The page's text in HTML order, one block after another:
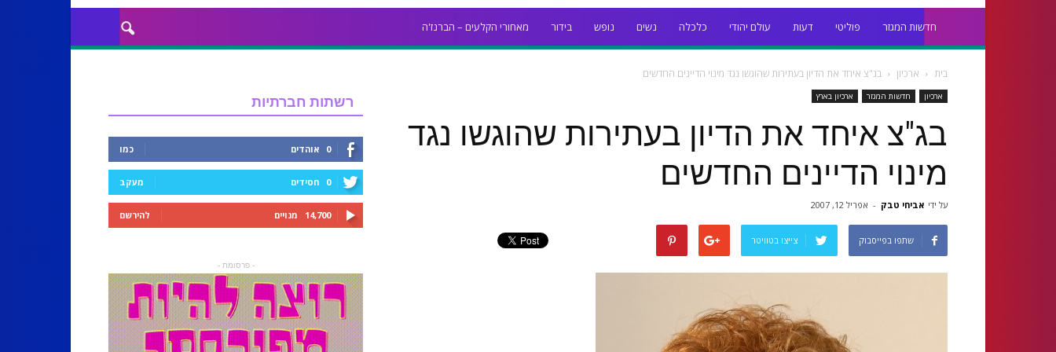
חדשות המגזר פוליטי דעות עולם יהודי כלכלה נשים נופש בידור מאחורי הקלעים – הברנז'ה
בית ארכיון בג"צ איחד את הדיון בעתירות שהוגשו נגד מינוי הדיינים החדשים
ארכיון חדשות המגזר ארכיון בארץ
בג"צ איחד את הדיון בעתירות שהוגשו נגד
מינוי הדיינים החדשים
על ידי אביחי טבק - אפריל 12, 2007
שתפו בפייסבוק צייצו בטוויטר
רשתות חברתיות
0 אוהדים כמו
0 חסידים מעקב
14,700 מנויים להירשם
- פרסומת -